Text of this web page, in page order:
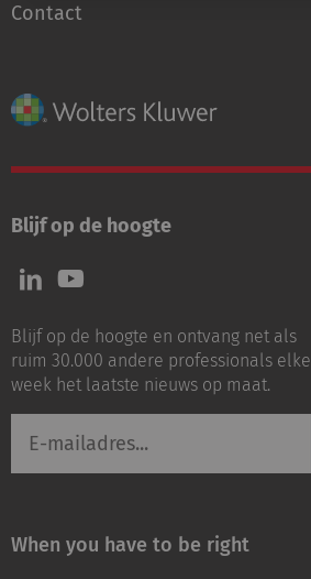
Contact
Blijf op de hoogte
Volg
ons
LinkedIn
Volg
ons
Youtube
Blijf op de hoogte en ontvang net als
ruim 30.000 andere professionals elke
week het laatste nieuws op maat.
mailadres
When you have to be right